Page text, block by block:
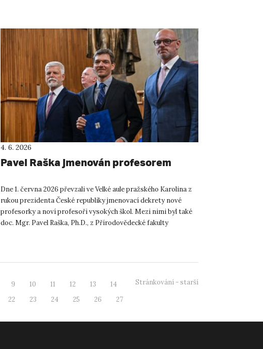
4. 6. 2026
Pavel Raška jmenován profesorem
Dne 1. června 2026 převzali ve Velké aule pražského Karolina z
rukou prezidenta České republiky jmenovací dekrety nové
profesorky a noví profesoři vysokých škol. Mezi nimi byl také
doc. Mgr. Pavel Raška, Ph.D., z Přírodovědecké fakulty
9 10 11 12 13
14
22 23 24 25 26 27
Stránkování - starší